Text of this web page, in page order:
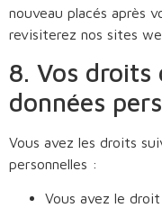
nouveau placés après
revisiterez nos sites
8. Vos droits
données
Vous avez les droits
personnelles :
Vous avez le